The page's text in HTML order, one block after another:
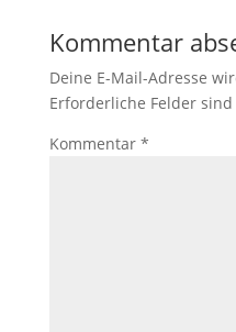
Kommentar
Deine E-Mail-Adresse
Erforderliche Felder
Kommentar *